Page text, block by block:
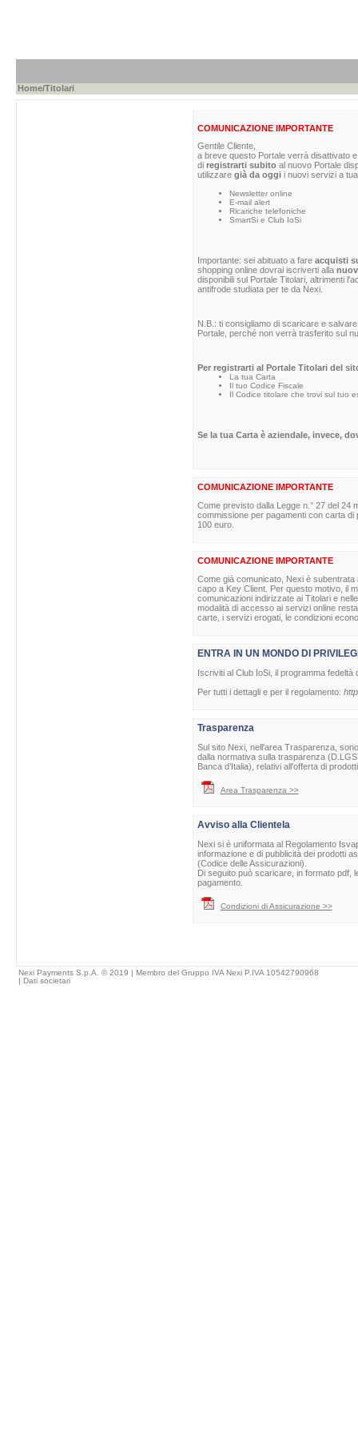
Home/Titolari
COMUNICAZIONE IMPORTANTE
Gentile Cliente,
a breve questo Portale verrà disattivato
diregistrarti subitoal nuovo Portale
utilizzare già da oggii nuovi servizi a
Newsletter online
E-mail alert
Ricariche telefoniche
SmartSi e Club IoSi
Importante: sei abituato a fare acquisti
shopping online dovrai iscriverti alla
disponibili sul Portale Titolari, altrimenti
antifrode studiata per te da Nexi.
N.B.: ti consigliamo di scaricare e
Portale, perché non verrà trasferito sul
Per registrarti al Portale Titolari del
La tua Carta
Il tuo Codice Fiscale
Il Codice titolare che trovi sul tuo
Se la tua Carta è aziendale, invece,
COMUNICAZIONE IMPORTANTE
Come previsto dalla Legge n.° 27 del 24
commissione per pagamenti con carta
100 euro.
COMUNICAZIONE IMPORTANTE
Come già comunicato, Nexi è
capo a Key Client. Per questo motivo, il
comunicazioni indirizzate ai Titolari e
modalità di accesso ai servizi online
carte, i servizi erogati, le condizioni
ENTRA IN UN MONDO DI
Iscriviti al Club IoSi, il programma
Per tutti i dettagli e per il regolamento:
Trasparenza
Sul sito Nexi, nell'area Trasparenza,
dalla normativa sulla trasparenza
Banca d’Italia), relativi all'offerta di
Area Trasparenza >>
Avviso alla Clientela
Nexi si è uniformata al Regolamento
informazione e di pubblicità dei prodotti
(Codice delle Assicurazioni).
Di seguito può scaricare, in formato pdf,
pagamento.
Condizioni di Assicurazione >>
Nexi Payments S.p.A. © 2019 | Membro del Gruppo IVA Nexi P.IVA 10542790968
| Dati societari